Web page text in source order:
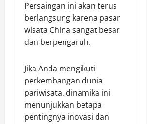
Persaingan ini akan terus
berlangsung karena pasar
wisata China sangat besar
dan berpengaruh.
Jika Anda mengikuti
perkembangan dunia
pariwisata, dinamika ini
menunjukkan betapa
pentingnya inovasi dan